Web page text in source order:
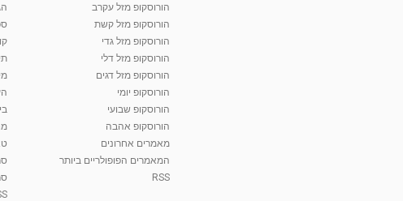
הורוסקופ מזל עקרב
הורוסקופ מזל קשת
הורוסקופ מזל גדי
הורוסקופ מזל דלי
הורוסקופ מזל דגים
הורוסקופ יומי
הורוסקופ שבועי
הורוסקופ אהבה
מאמרים אחרונים
המאמרים הפופולריים ביותר
RSS